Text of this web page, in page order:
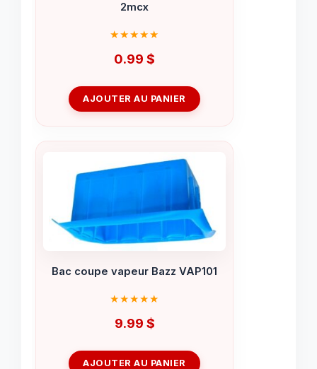
2mcx
0.99 $
AJOUTER AU PANIER
Bac coupe vapeur Bazz VAP101
9.99 $
AJOUTER AU PANIER